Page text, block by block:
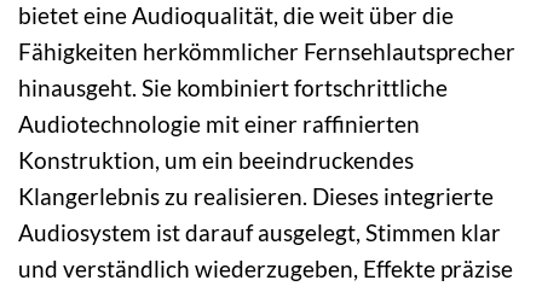
bietet eine Audioqualität, die weit über die
Fähigkeiten herkömmlicher Fernsehlautsprecher
hinausgeht. Sie kombiniert fortschrittliche
Audiotechnologie mit einer raffinierten
Konstruktion, um ein beeindruckendes
Klangerlebnis zu realisieren. Dieses integrierte
Audiosystem ist darauf ausgelegt, Stimmen klar
und verständlich wiederzugeben, Effekte präzise